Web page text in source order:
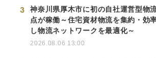
3
神奈川県厚木市に初の自社運営型物
点が稼働～住宅資材物流を集約・効
し物流ネットワークを最適化～
2026.08.06 13:00